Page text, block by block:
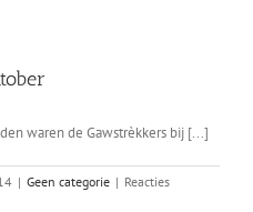
waren de Gawstrèkkers bij [...]
| Geen categorie | Reacties